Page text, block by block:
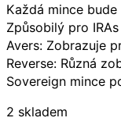
Každá mince
Způsobilý pro
Avers: Zobrazuje
Reverse: Různá
Sovereign mince
2 skladem